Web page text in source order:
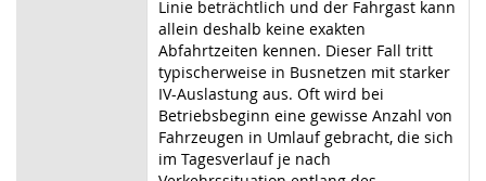
Linie beträchtlich und der Fahrgast kann
allein deshalb keine exakten
Abfahrtzeiten kennen. Dieser Fall tritt
typischerweise in Busnetzen mit starker
IV-Auslastung aus. Oft wird bei
Betriebsbeginn eine gewisse Anzahl von
Fahrzeugen in Umlauf gebracht, die sich
im Tagesverlauf je nach